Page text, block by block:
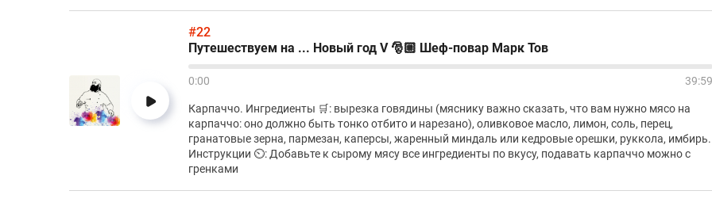
#22
Путешествуем на ... Новый год V 🎅🏼 Шеф-повар Марк Тов
0:00 39:59
Карпаччо. Ингредиенты 🛒: вырезка говядины (мяснику важно сказать, что вам нужно мясо на
карпаччо: оно должно быть тонко отбито и нарезано), оливковое масло, лимон, соль, перец,
гранатовые зерна, пармезан, каперсы, жаренный миндаль или кедровые орешки, руккола, имбирь.
Инструкции ⏲️: Добавьте к сырому мясу все ингредиенты по вкусу, подавать карпаччо можно с
гренками